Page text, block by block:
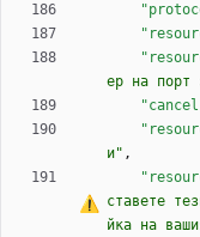
ер на порт
и" ,
ставете
йка на